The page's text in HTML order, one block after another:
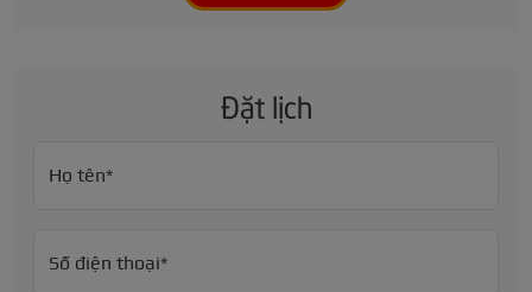
Đặt lịch
Họ tên*
Số điện thoại*